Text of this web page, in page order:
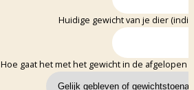
Huidige gewicht van je dier
Hoe gaat het met het gewicht in de afgelopen